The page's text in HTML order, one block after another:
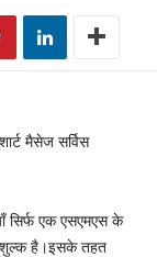
मैसेज सर्विस
सिर्फ एक एसएमएस के
है।इसके तहत